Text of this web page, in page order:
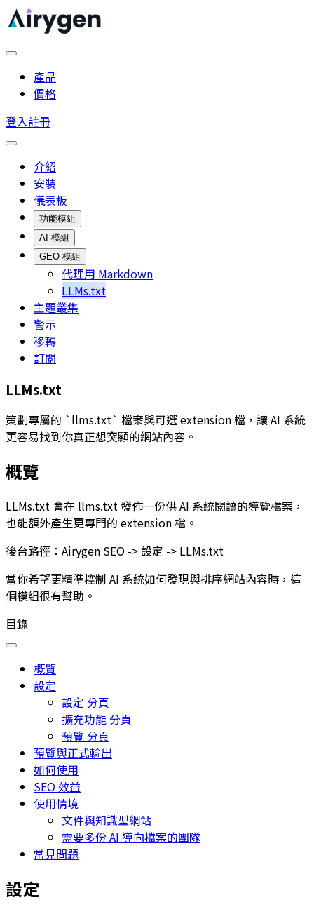
產品
價格
登入註冊
介紹
安裝
儀表板
功能模組
AI 模組
GEO 模組
代理用 Markdown
LLMs.txt
主題叢集
警示
移轉
訂閱
LLMs.txt
策劃專屬的 `llms.txt` 檔案與可選 extension 檔，讓 AI 系統
更容易找到你真正想突顯的網站內容。
概覽
LLMs.txt 會在 llms.txt發佈一份供 AI 系統閱讀的導覽檔案，
也能額外產生更專門的 extension 檔。
後台路徑： Airygen SEO -> 設定 -> LLMs.txt
當你希望更精準控制 AI 系統如何發現與排序網站內容時，這
個模組很有幫助。
目錄
概覽
設定
設定 分頁
擴充功能 分頁
預覽 分頁
預覽與正式輸出
如何使用
SEO 效益
使用情境
文件與知識型網站
需要多份 AI 導向檔案的團隊
常見問題
設定